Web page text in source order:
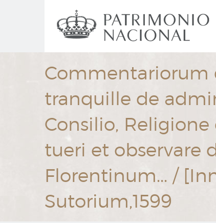
Navegación
principal
Commentariorum
tranquille de
Consilio,
tueri et observare
Florentinum... /
Sutorium,1599